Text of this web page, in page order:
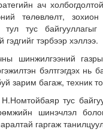
ач
төлөвлөлт,
тул тус
гэдгийг тэрбээр хэллээ.
шинжилгээний
бэлтгэгдэх
зарим багаж, техник
тус
шинэчлэл
гаргаж